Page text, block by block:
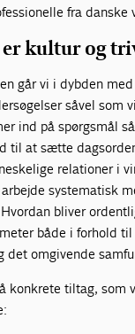
fra danske
kultur og
går vi i dybden
såvel som
ind på spørgsmål
til at sætte
relationer i
systematisk
bliver
både i forhold
det omgivende
konkrete tiltag, som